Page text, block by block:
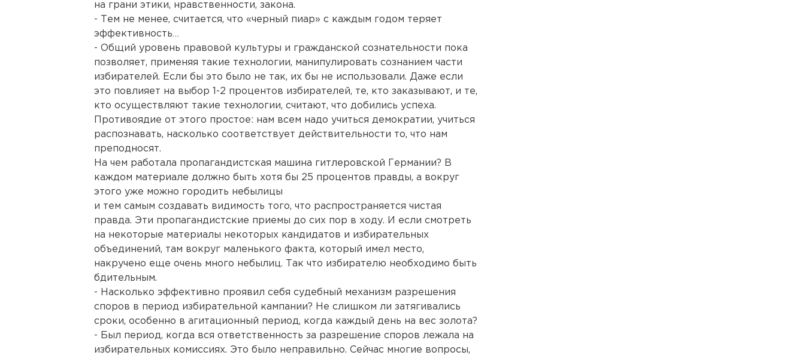
на грани этики, нравственности, закона.
- Тем не менее, считается, что «черный пиар» с каждым годом теряет
эффективность…
- Общий уровень правовой культуры и гражданской сознательности пока
позволяет, применяя такие технологии, манипулировать сознанием части
избирателей. Если бы это было не так, их бы не использовали. Даже если
это повлияет на выбор 1-2 процентов избирателей, те, кто заказывают, и те,
кто осуществляют такие технологии, считают, что добились успеха.
Противоядие от этого простое: нам всем надо учиться демократии, учиться
распознавать, насколько соответствует действительности то, что нам
преподносят.
На чем работала пропагандистская машина гитлеровской Германии? В
каждом материале должно быть хотя бы 25 процентов правды, а вокруг
этого уже можно городить небылицы
и тем самым создавать видимость того, что распространяется чистая
правда. Эти пропагандистские приемы до сих пор в ходу. И если смотреть
на некоторые материалы некоторых кандидатов и избирательных
объединений, там вокруг маленького факта, который имел место,
накручено еще очень много небылиц. Так что избирателю необходимо быть
бдительным.
- Насколько эффективно проявил себя судебный механизм разрешения
споров в период избирательной кампании? Не слишком ли затягивались
сроки, особенно в агитационный период, когда каждый день на вес золота?
- Был период, когда вся ответственность за разрешение споров лежала на
избирательных комиссиях. Это было неправильно. Сейчас многие вопросы,